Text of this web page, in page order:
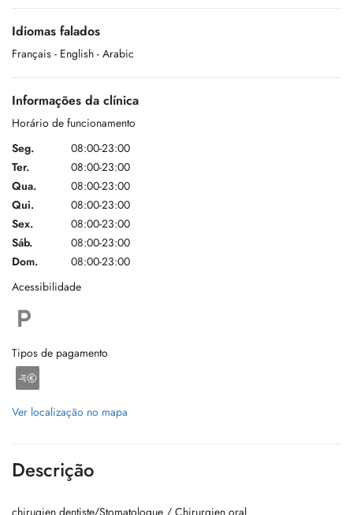
Idiomas falados
Français - English - Arabic
Informações da clínica
Horário de funcionamento
Seg.
08:00-23:00
Ter.
08:00-23:00
Qua.
08:00-23:00
Qui.
08:00-23:00
Sex.
08:00-23:00
Sáb.
08:00-23:00
Dom.
08:00-23:00
Acessibilidade
Tipos de pagamento
Ver localização no mapa
Descrição
chirugien dentiste/Stomatologue / Chirurgien oral